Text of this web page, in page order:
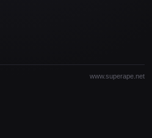
www.superape.net